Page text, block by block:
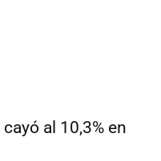
al 10,3% en